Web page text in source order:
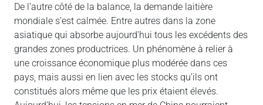
De l’autre côté de la balance, la demande laitière
mondiale s’est calmée. Entre autres dans la zone
asiatique qui absorbe aujourd’hui tous les excédents des
grandes zones productrices. Un phénomène à relier à
une croissance économique plus modérée dans ces
pays, mais aussi en lien avec les stocks qu’ils ont
constitués alors même que les prix étaient élevés.